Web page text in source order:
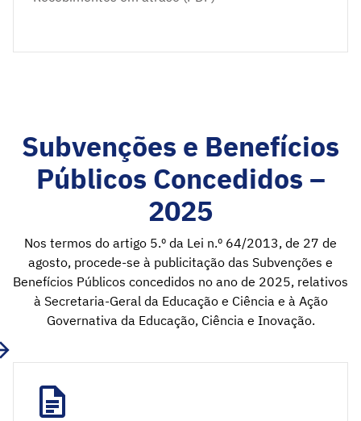
Subvenções e Benefícios
Públicos Concedidos –
2025
Nos termos do artigo 5.º da Lei n.º 64/2013, de 27 de
agosto, procede-se à publicitação das Subvenções e
Benefícios Públicos concedidos no ano de 2025, relativos
à Secretaria-Geral da Educação e Ciência e à Ação
Governativa da Educação, Ciência e Inovação.